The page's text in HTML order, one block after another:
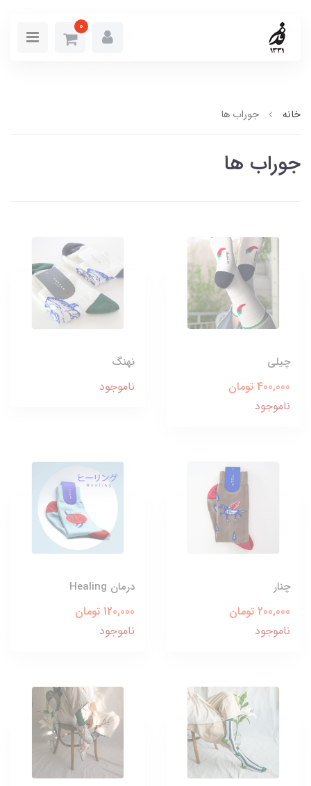
0
خانه جوراب ها
جوراب ها
چیلی
400,000 تومان
ناموجود
نهنگ
ناموجود
چنار
200,000 تومان
ناموجود
درمان Healing
120,000 تومان
ناموجود